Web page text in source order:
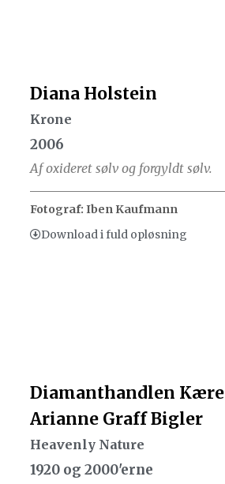
Diana Holstein
Krone
2006
Af oxideret sølv og forgyldt sølv.
Fotograf: Iben Kaufmann
Download i fuld opløsning
Diamanthandlen Kære
Arianne Graff Bigler
Heavenly Nature
1920 og 2000'erne